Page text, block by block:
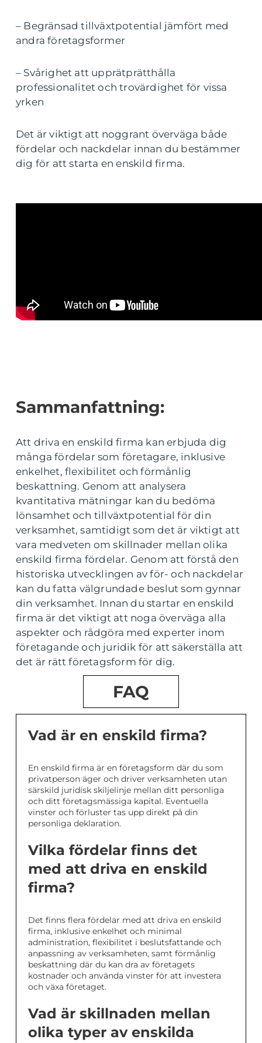
– Begränsad tillväxtpotential jämfört med
andra företagsformer
– Svårighet att upprätprätthålla
professionalitet och trovärdighet för vissa
yrken
Det är viktigt att noggrant överväga både
fördelar och nackdelar innan du bestämmer
dig för att starta en enskild firma.
Sammanfattning:
Att driva en enskild firma kan erbjuda dig
många fördelar som företagare, inklusive
enkelhet, flexibilitet och förmånlig
beskattning. Genom att analysera
kvantitativa mätningar kan du bedöma
lönsamhet och tillväxtpotential för din
verksamhet, samtidigt som det är viktigt att
vara medveten om skillnader mellan olika
enskild firma fördelar. Genom att förstå den
historiska utvecklingen av för- och nackdelar
kan du fatta välgrundade beslut som gynnar
din verksamhet. Innan du startar en enskild
firma är det viktigt att noga överväga alla
aspekter och rådgöra med experter inom
företagande och juridik för att säkerställa att
det är rätt företagsform för dig.
FAQ
Vad är en enskild firma?
En enskild firma är en företagsform där du som
privatperson äger och driver verksamheten utan
särskild juridisk skiljelinje mellan ditt personliga
och ditt företagsmässiga kapital. Eventuella
vinster och förluster tas upp direkt på din
personliga deklaration.
Vilka fördelar finns det
med att driva en enskild
firma?
Det finns flera fördelar med att driva en enskild
firma, inklusive enkelhet och minimal
administration, flexibilitet i beslutsfattande och
anpassning av verksamheten, samt förmånlig
beskattning där du kan dra av företagets
kostnader och använda vinster för att investera
och växa företaget.
Vad är skillnaden mellan
olika typer av enskilda